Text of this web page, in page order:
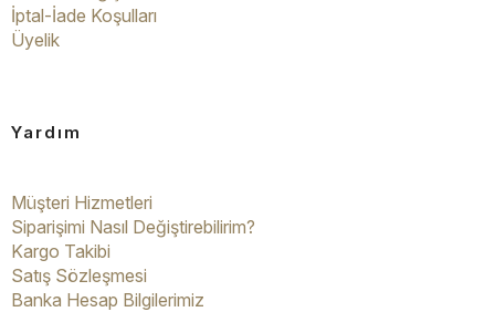
İptal-İade Koşulları
Üyelik
Yardım
Müşteri Hizmetleri
Siparişimi Nasıl Değiştirebilirim?
Kargo Takibi
Satış Sözleşmesi
Banka Hesap Bilgilerimiz